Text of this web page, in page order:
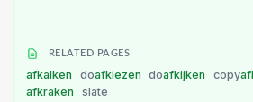
RELATED PAGES
afkalken doafkiezen doafkijken copy
afkraken
slate